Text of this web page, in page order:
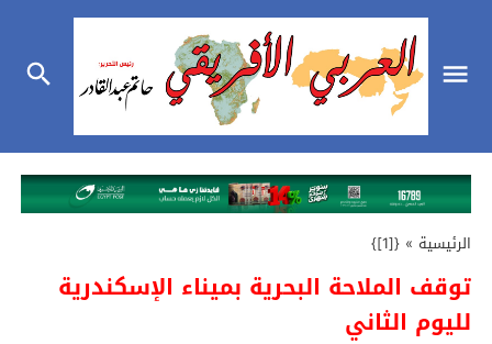
الرئيسية »
{[1]}
توقف الملاحة البحرية بميناء الإسكندرية
لليوم الثاني